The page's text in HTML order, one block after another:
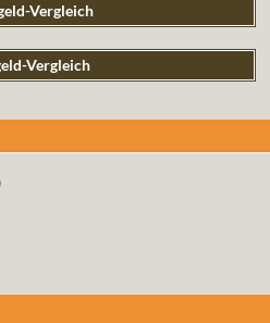
Vergleich
Vergleich